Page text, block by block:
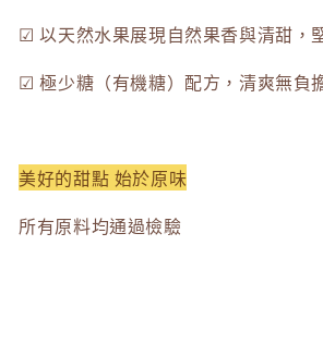
☑ 以天然水果展現自然果香與清甜，
☑ 極少糖（有機糖）配方，清爽無負
美好的甜點 始於原味
所有原料均通過檢驗